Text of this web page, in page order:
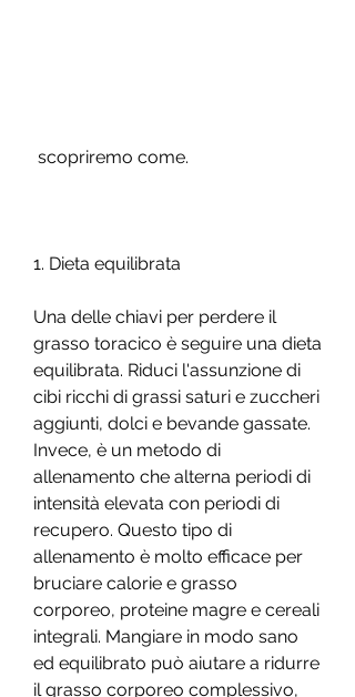
scopriremo come.
1. Dieta equilibrata
Una delle chiavi per perdere il
grasso toracico è seguire una dieta
equilibrata. Riduci l'assunzione di
cibi ricchi di grassi saturi e zuccheri
aggiunti, dolci e bevande gassate.
Invece, è un metodo di
allenamento che alterna periodi di
intensità elevata con periodi di
recupero. Questo tipo di
allenamento è molto efficace per
bruciare calorie e grasso
corporeo, proteine magre e cereali
integrali. Mangiare in modo sano
ed equilibrato può aiutare a ridurre
il grasso corporeo complessivo,